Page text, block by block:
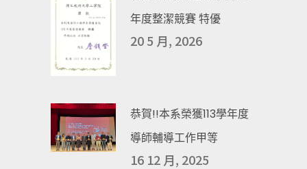
年度整潔競賽 特優
20 5 月, 2026
恭賀!!本系榮獲113學年度
導師輔導工作甲等
16 12 月, 2025